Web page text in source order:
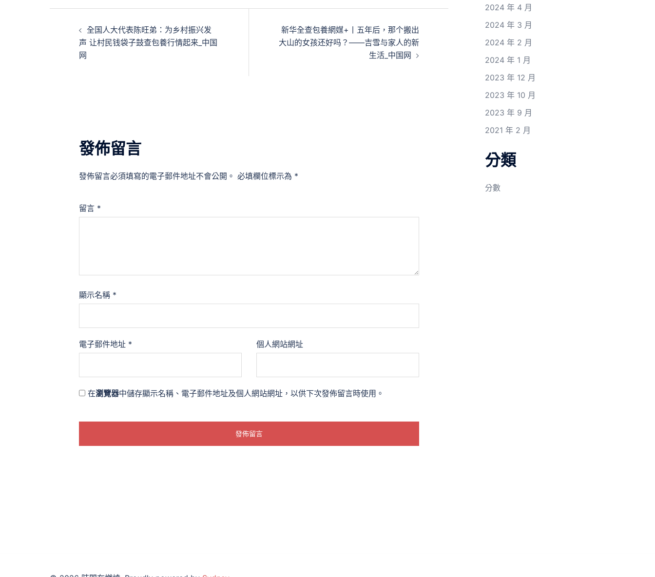
全国人大代表陈旺弟：为乡村振兴发
声 让村民钱袋子鼓查包養行情起来_中国
网
新华全查包養網媒+丨五年后，那个搬出
大山的女孩还好吗？——吉雪与家人的新
生活_中国网
發佈留言
發佈留言必須填寫的電子郵件地址不會公開。 必填欄位標示為 *
留言 *
顯示名稱 *
電子郵件地址 * 個人網站網址
在瀏覽器中儲存顯示名稱、電子郵件地址及個人網站網址，以供下次發佈留言時使用。
2024 年 4 月
2024 年 3 月
2024 年 2 月
2024 年 1 月
2023 年 12 月
2023 年 10 月
2023 年 9 月
2021 年 2 月
分類
分數